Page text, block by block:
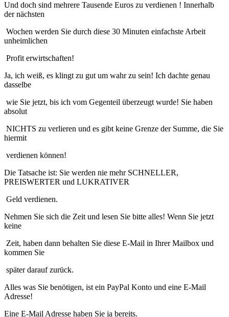
Und doch sind mehrere Tausende Euros zu verdienen ! Innerhalb
der nächsten
Wochen werden Sie durch diese 30 Minuten einfachste Arbeit
unheimlichen
Profit erwirtschaften!
Ja, ich weiß, es klingt zu gut um wahr zu sein! Ich dachte genau
dasselbe
wie Sie jetzt, bis ich vom Gegenteil überzeugt wurde! Sie haben
absolut
NICHTS zu verlieren und es gibt keine Grenze der Summe, die Sie
hiermit
verdienen können!
Die Tatsache ist: Sie werden nie mehr SCHNELLER,
PREISWERTER und LUKRATIVER
Geld verdienen.
Nehmen Sie sich die Zeit und lesen Sie bitte alles! Wenn Sie jetzt
keine
Zeit, haben dann behalten Sie diese E-Mail in Ihrer Mailbox und
kommen Sie
später darauf zurück.
Alles was Sie benötigen, ist ein PayPal Konto und eine E-Mail
Adresse!
Eine E-Mail Adresse haben Sie ja bereits.